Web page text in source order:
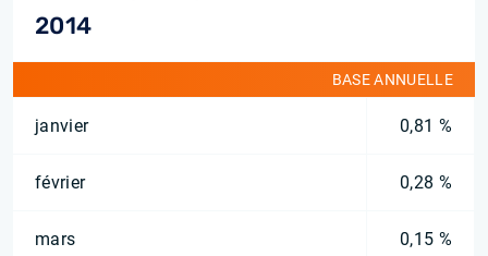
2014
BASE ANNUELLE
janvier 0,81 %
février 0,28 %
mars 0,15 %